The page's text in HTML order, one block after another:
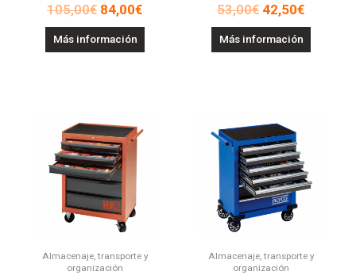
Valorado
en
de
5
105,00€ 84,00€
Más información
Valorado
en
de
5
53,00€ 42,50€
Más información
Almacenaje, transporte y
organización
Almacenaje, transporte y
organización